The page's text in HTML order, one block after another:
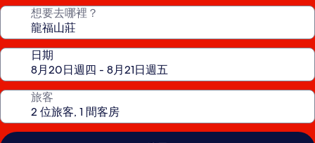
想要去哪裡？
日期
旅客